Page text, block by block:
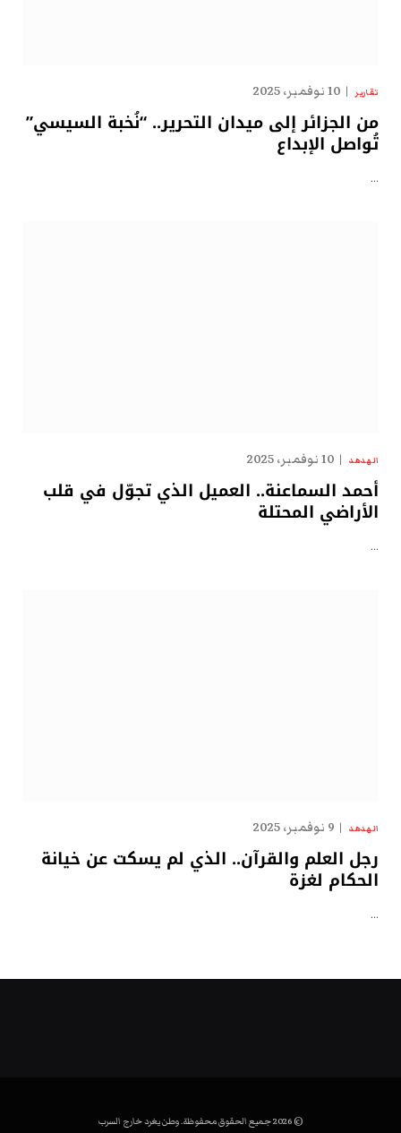
تقارير 10 نوفمبر، 2025
من الجزائر إلى ميدان التحرير.. “نُخبة السيسي”
تُواصل الإبداع
…
الهدهد 10 نوفمبر، 2025
أحمد السماعنة.. العميل الذي تجوّل في قلب
الأراضي المحتلة
…
الهدهد 9 نوفمبر، 2025
رجل العلم والقرآن.. الذي لم يسكت عن خيانة
الحكام لغزة
…
© 2026 جميع الحقوق محفوظة. وطن يغرد خارج السرب